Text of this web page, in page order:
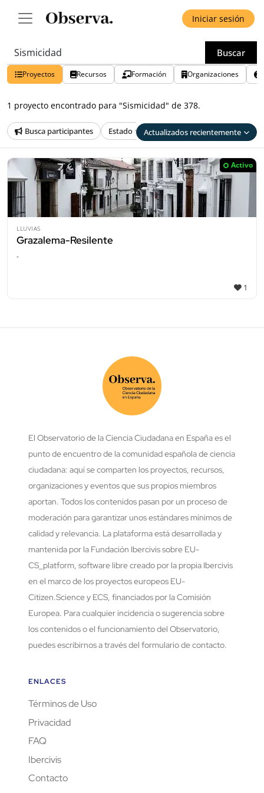
Iniciar sesión
Buscar
Proyectos Recursos Formación Organizaciones
1 proyecto encontrado para "Sismicidad" de 378.
Busca participantes Estado País Provincia
Actualizados recientemente
Activo
LLUVIAS
Grazalema-Resilente
-
1
El Observatorio de la Ciencia Ciudadana en España es el
punto de encuentro de la comunidad española de ciencia
ciudadana: aquí se comparten los proyectos, recursos,
organizaciones y eventos que sus propios miembros
aportan. Todos los contenidos pasan por un proceso de
moderación para garantizar unos estándares mínimos de
calidad y relevancia. La plataforma está desarrollada y
mantenida por la Fundación Ibercivis sobre EU-
CS_platform, software libre creado por la propia Ibercivis
en el marco de los proyectos europeos EU-
Citizen.Science y ECS, financiados por la Comisión
Europea. Para cualquier incidencia o sugerencia sobre
los contenidos o el funcionamiento del Observatorio,
puedes escribirnos a través del formulario de contacto.
ENLACES
Términos de Uso
Privacidad
FAQ
Ibercivis
Contacto